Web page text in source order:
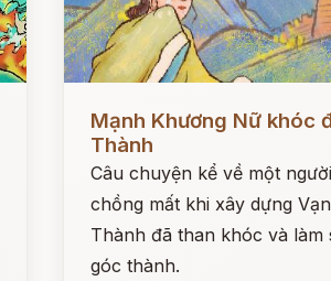
Mạnh Khương Nữ khóc
Thành
Câu chuyện kể về một
chồng mất khi xây dựng
Thành đã than khóc và làm
góc thành.